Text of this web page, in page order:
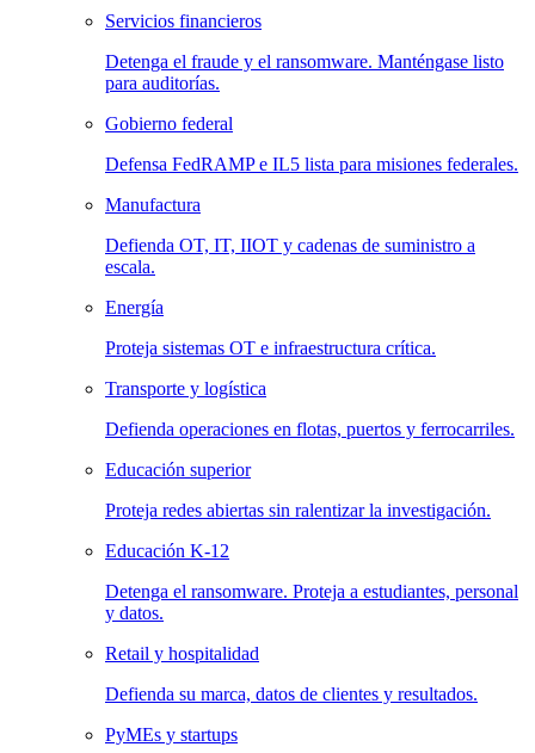
Servicios financieros
Detenga el fraude y el ransomware. Manténgase listo
para auditorías.
Gobierno federal
Defensa FedRAMP e IL5 lista para misiones federales.
Manufactura
Defienda OT, IT, IIOT y cadenas de suministro a
escala.
Energía
Proteja sistemas OT e infraestructura crítica.
Transporte y logística
Defienda operaciones en flotas, puertos y ferrocarriles.
Educación superior
Proteja redes abiertas sin ralentizar la investigación.
Educación K-12
Detenga el ransomware. Proteja a estudiantes, personal
y datos.
Retail y hospitalidad
Defienda su marca, datos de clientes y resultados.
PyMEs y startups